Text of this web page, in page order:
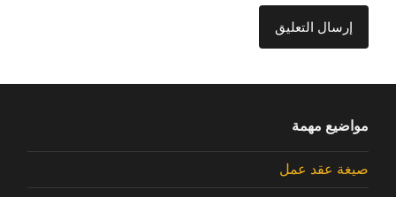
مواضيع مهمة
صيغة عقد عمل